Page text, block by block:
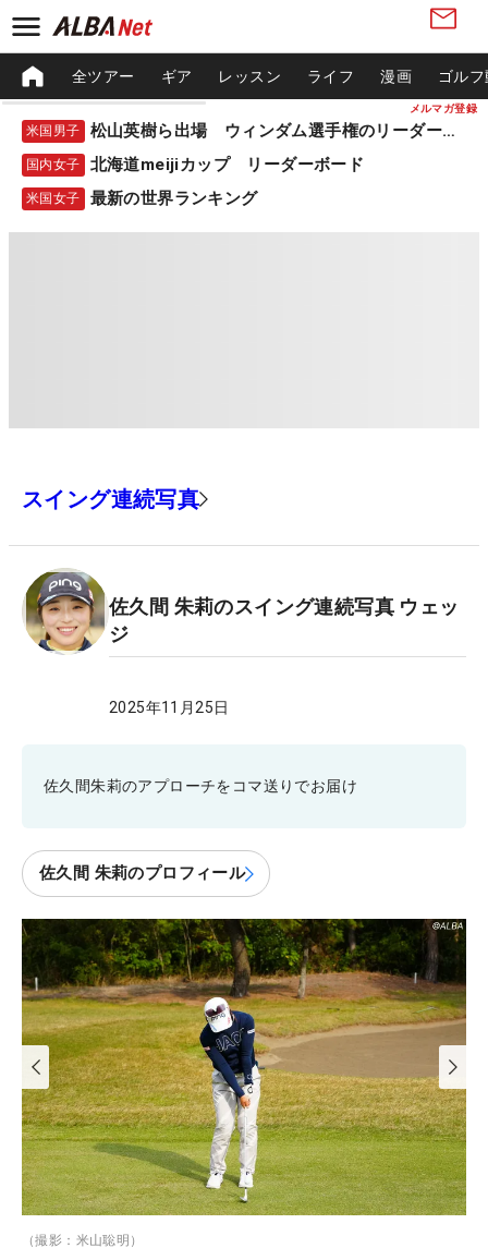
メルマガ登録
全ツアー ギア レッスン ライフ 漫画 ゴル
米国男子 松山英樹ら出場 ウィンダム選手権のリーダーボード
国内女子 北海道meijiカップ リーダーボード
米国女子 最新の世界ランキング
スイング連続写真
佐久間 朱莉のスイング連続写真 ウェッ
ジ
2025年11月25日
佐久間朱莉のアプローチをコマ送りでお届け
佐久間 朱莉のプロフィール
（撮影：米山聡明）